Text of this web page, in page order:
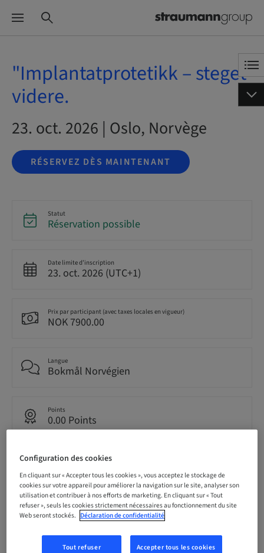
"Implantatprotetikk – steget
videre.
23. oct. 2026 | Oslo, Norvège
RÉSERVEZ DÈS MAINTENANT
Statut
Réservation possible
Date limite d’inscription
23. oct. 2026 (UTC+1)
Prix par participant (avec taxes locales en vigueur)
NOK 7900.00
Langue
Bokmål Norvégien
Points
0.00 Points
Méthode de livraison
Cours théorique en classe
Audience
national
Configuration des cookies
En cliquant sur « Accepter tous les cookies », vous acceptez le stockage de
cookies sur votre appareil pour améliorer la navigation sur le site, analyser son
utilisation et contribuer à nos efforts de marketing. En cliquant sur « Tout
refuser », seuls les cookies strictement nécessaires au fonctionnement du site
Web seront stockés. Déclaration de confidentialité
Tout refuser Accepter tous les cookies